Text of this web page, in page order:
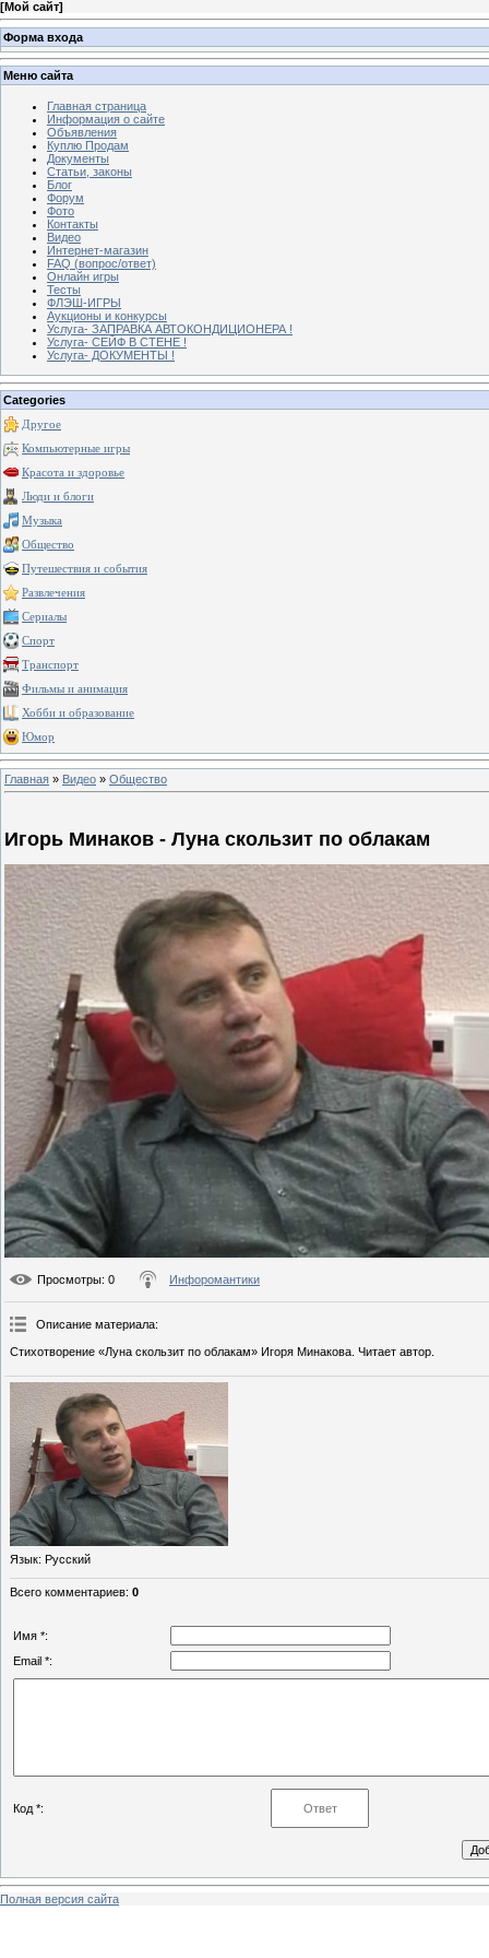
[Мой сайт]
Форма входа
Меню сайта
Главная страница
Информация о сайте
Объявления
Куплю Продам
Документы
Статьи, законы
Блог
Форум
Фото
Контакты
Видео
Интернет-магазин
FAQ (вопрос/ответ)
Онлайн игры
Тесты
ФЛЭШ-ИГРЫ
Аукционы и конкурсы
Услуга- ЗАПРАВКА АВТОКОНДИЦИОНЕРА !
Услуга- СЕЙФ В СТЕНЕ !
Услуга- ДОКУМЕНТЫ !
Categories
Другое
Компьютерные игры
Красота и здоровье
Люди и блоги
Музыка
Общество
Путешествия и события
Развлечения
Сериалы
Спорт
Транспорт
Фильмы и анимация
Хобби и образование
Юмор
Главная » Видео » Общество
Игорь Минаков - Луна скользит по облакам
Просмотры: 0 Инфоромантики
Описание материала:
Стихотворение «Луна скользит по облакам» Игоря Минакова. Читает автор.
Язык: Русский
Всего комментариев: 0
Имя *:
Email *:
Код *:
Полная версия сайта